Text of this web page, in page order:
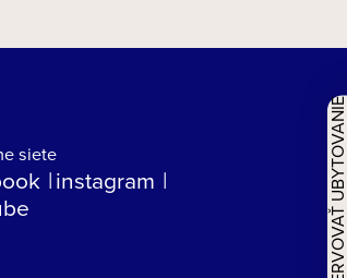
siete
instagram